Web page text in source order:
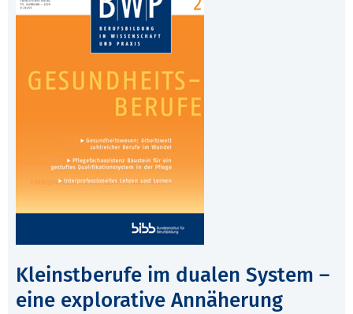
Kleinstberufe im dualen System –
eine explorative Annäherung